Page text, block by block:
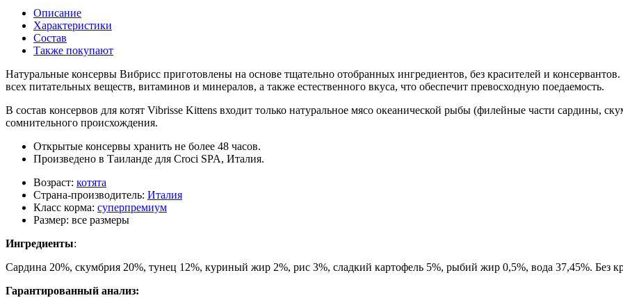
Описание
Характеристики
Состав
Также покупают
Натуральные консервы Вибрисс приготовлены на основе тщательно отобранных ингредиентов, без красителей и
всех питательных веществ, витаминов и минералов, а также естественного вкуса, что обеспечит превосходную поедаемость.
В состав консервов для котят Vibrisse Kittens входит только натуральное мясо океанической рыбы (филейные части сардины,
сомнительного происхождения.
Открытые консервы хранить не более 48 часов.
Произведено в Таиланде для Croci SPA, Италия.
Возраст: котята
Страна-производитель: Италия
Класс корма: суперпремиум
Размер: все размеры
Ингредиенты:
Сардина 20%, скумбрия 20%, тунец 12%, куриный жир 2%, рис 3%, сладкий картофель 5%, рыбий жир 0,5%, вода 37,45%. Без
Гарантированный анализ: